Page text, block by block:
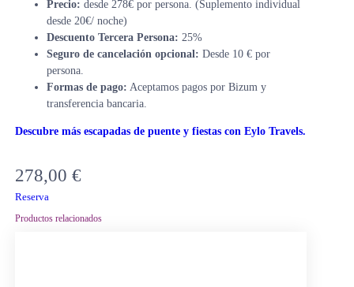
Precio: desde 278€ por persona. (Suplemento individual
desde 20€/ noche)
Descuento Tercera Persona: 25%
Seguro de cancelación opcional: Desde 10 € por
persona.
Formas de pago: Aceptamos pagos por Bizum y
transferencia bancaria.
Descubre más escapadas de puente y fiestas con Eylo Travels.
278,00 €
Reserva
Productos relacionados